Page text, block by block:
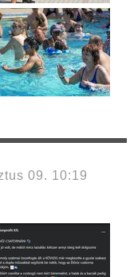
09. 10:19